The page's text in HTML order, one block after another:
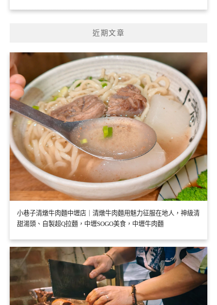
近期文章
小巷子清燉牛肉麵中壢店｜清燉牛肉麵用魅力征服在地人，神級清
甜湯頭、自製超Q拉麵，中壢SOGO美食，中壢牛肉麵